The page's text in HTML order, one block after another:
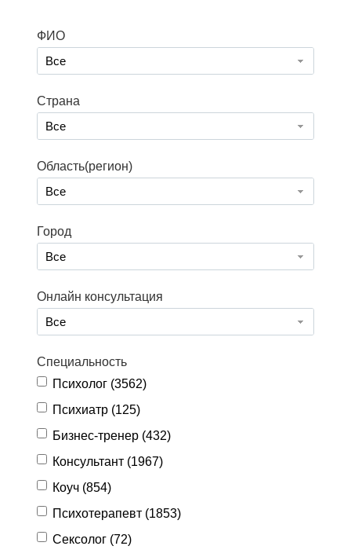
ФИО
Все
Страна
Все
Область(регион)
Все
Город
Все
Онлайн консультация
Все
Специальность
Психолог (3562)
Психиатр (125)
Бизнес-тренер (432)
Консультант (1967)
Коуч (854)
Психотерапевт (1853)
Сексолог (72)